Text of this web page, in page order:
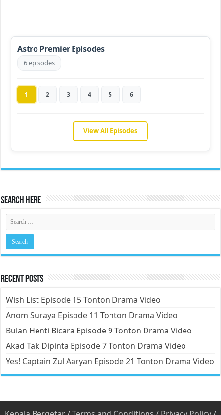
Astro Premier Episodes
6 episodes
1 2 3 4 5 6
View All Episodes
Search Here
Recent Posts
Wish List Episode 15 Tonton Drama Video
Anom Suraya Episode 11 Tonton Drama Video
Bulan Henti Bicara Episode 9 Tonton Drama Video
Akad Tak Dipinta Episode 7 Tonton Drama Video
Yes! Captain Zul Aaryan Episode 21 Tonton Drama Video